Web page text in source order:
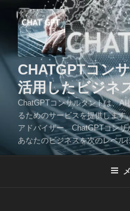
ツ
CHATGPTコン
活用したビジネ
ChatGPTコンサルタントは、
るためのサービスを提供します
アドバイザー、ChatGPTコン
あなたのビジネスを次のレベル